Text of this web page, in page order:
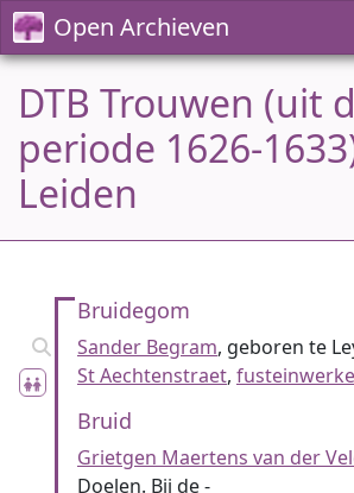
Open Archieven
DTB Trouwen (uit
periode 1626-
Leiden
Bruidegom
Sander Begram, geboren te
St Aechtenstraet,
Bruid
Grietgen Maertens van der
Doelen. Bij de -